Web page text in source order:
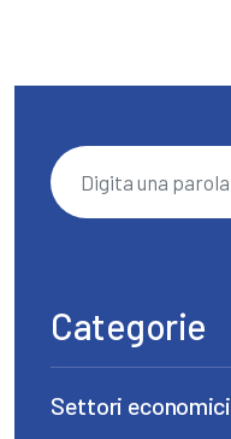
Categorie
Settori economici